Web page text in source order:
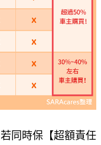
同時保【超額責任